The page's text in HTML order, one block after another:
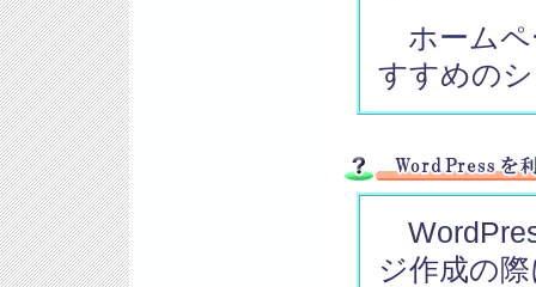
ホームペ
すすめの
ジ作成の